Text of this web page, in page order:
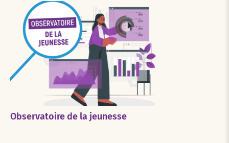
Observatoire de la jeunesse